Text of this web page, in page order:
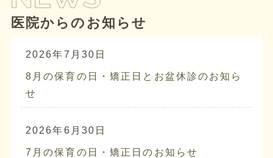
医院からのお知らせ
2026年7月30日
8月の保育の日・矯正日とお盆休診のお知ら
せ
2026年6月30日
7月の保育の日・矯正日のお知らせ